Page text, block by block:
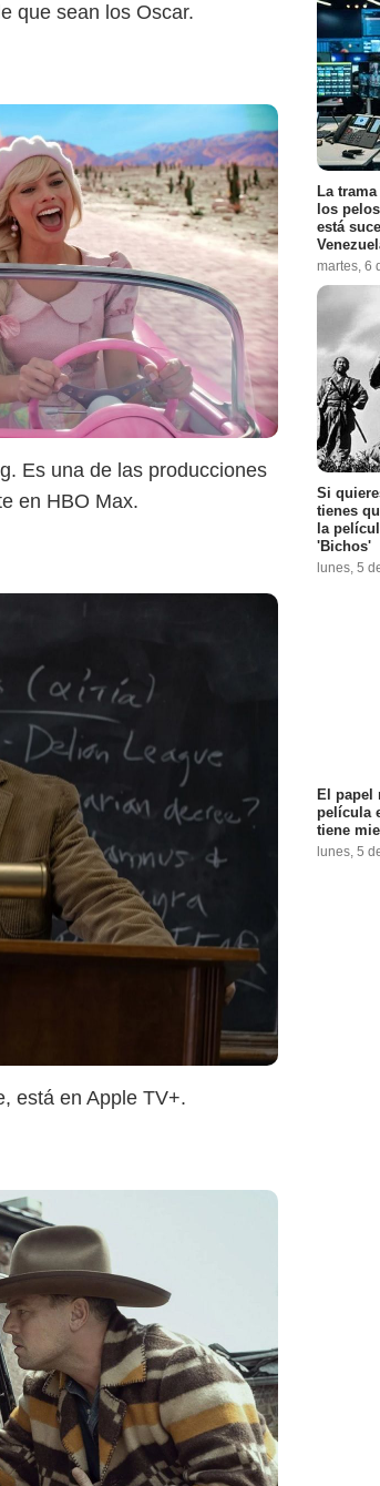
que sean los Oscar.
Es una de las producciones
en HBO Max.
está en Apple TV+.
La
los
está
martes, 6
Si
tienes
la
'Bichos'
lunes, 5
El papel
película
tiene
lunes, 5